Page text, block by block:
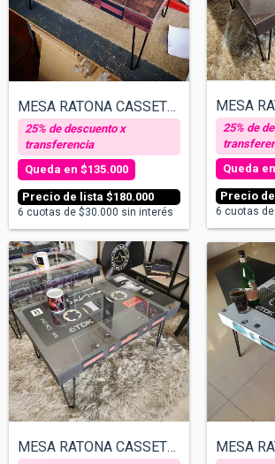
MESA RATONA CASSETTE - TEXTURA MADERA V/...
$180.000
$135.000
6 cuotas de $30.000 sin interés 6 cuotas de
MESA RATONA CASSETTE - SABINA